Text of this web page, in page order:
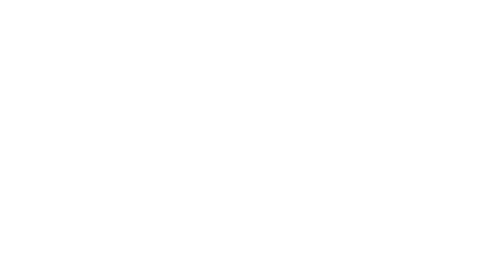
necesidades alimenticias y de hidratación. La organización podrá exigir algún
cumplimiento el respeto al